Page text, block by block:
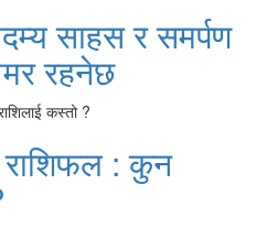
साहस र समर्पण
रहनेछ
: कुन